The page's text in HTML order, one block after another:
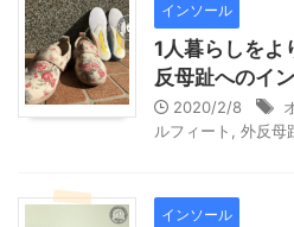
インソール
1人暮らしをよ
反母趾へのイ
2020/2/8
ルフィート
外反母
インソール